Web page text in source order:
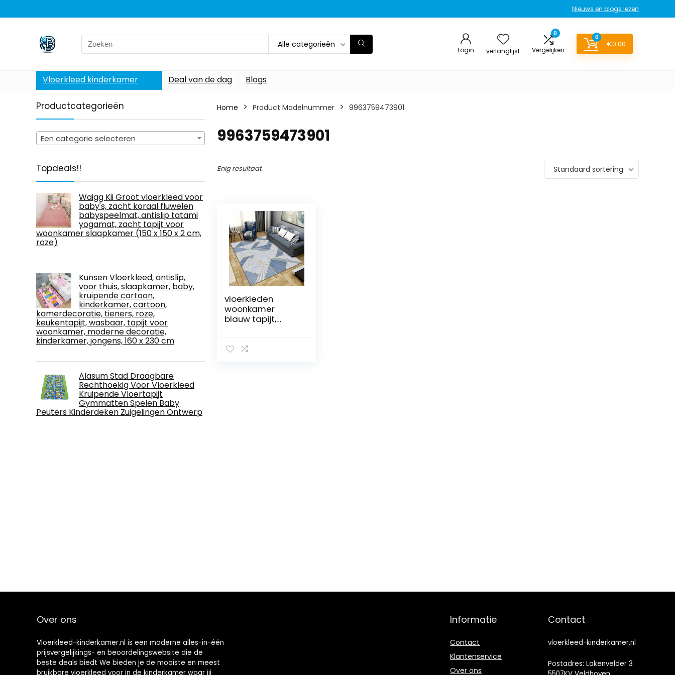
Nieuws en blogs lezen
Search
for:
Alle categorieën
Login verlanglijst
0
Vergelijken
0
€0.00
Vloerkleed kinderkamer Deal van de dag Blogs
Productcategorieën
Een categorie selecteren
Topdeals!!
Waigg Kii Groot vloerkleed voor
baby's, zacht koraal fluwelen
babyspeelmat, antislip tatami
yogamat, zacht tapijt voor
woonkamer slaapkamer (150 x 150 x 2 cm,
roze)
Kunsen Vloerkleed, antislip,
voor thuis, slaapkamer, baby,
kruipende cartoon,
kinderkamer, cartoon,
kamerdecoratie, tieners, roze,
keukentapijt, wasbaar, tapijt voor
woonkamer, moderne decoratie,
kinderkamer, jongens, 160 x 230 cm
Alasum Stad Draagbare
Rechthoekig Voor Vloerkleed
Kruipende Vloertapijt
Gymmatten Spelen Baby
Peuters Kinderdeken Zuigelingen Ontwerp
Home Product Modelnummer ‎9963759473901
‎9963759473901
Enig resultaat Standaard sortering
vloerkleden
woonkamer
blauw tapijt,
aangroeiende
Over ons
Vloerkleed-kinderkamer.nl is een moderne alles-in-één
prijsvergelijkings- en beoordelingswebsite die de
beste deals biedt We bieden je de mooiste en meest
bruikbare vloerkleed voor in de kinderkamer waar jij
Informatie
Contact
Klantenservice
Over ons
Contact
vloerkleed-kinderkamer.nl
Postadres: Lakenvelder 3